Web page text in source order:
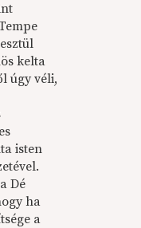
kelta
úgy véli,
isten
Dé
ha
a